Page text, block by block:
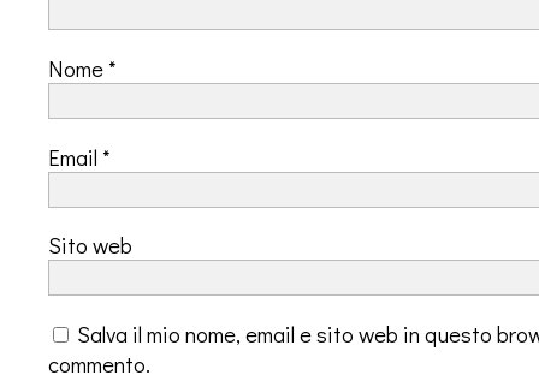
Nome *
Email *
Sito web
Salva il mio nome, email e sito web in questo
commento.